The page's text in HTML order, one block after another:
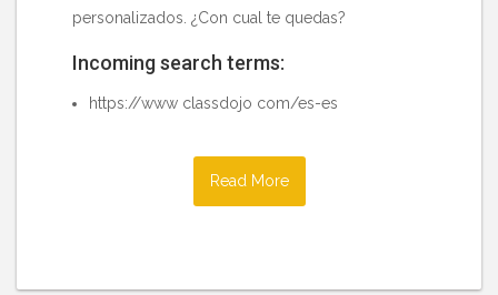
personalizados. ¿Con cual te quedas?
Incoming search terms:
https://www classdojo com/es-es
Read More